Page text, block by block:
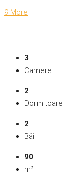
9 More
3
Camere
2
Dormitoare
2
Băi
90
m²